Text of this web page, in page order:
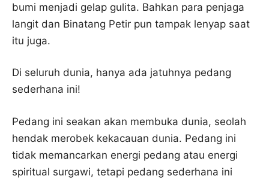
bumi menjadi gelap gulita. Bahkan para penjaga
langit dan Binatang Petir pun tampak lenyap saat
itu juga.
Di seluruh dunia, hanya ada jatuhnya pedang
sederhana ini!
Pedang ini seakan akan membuka dunia, seolah
hendak merobek kekacauan dunia. Pedang ini
tidak memancarkan energi pedang atau energi
spiritual surgawi, tetapi pedang sederhana ini